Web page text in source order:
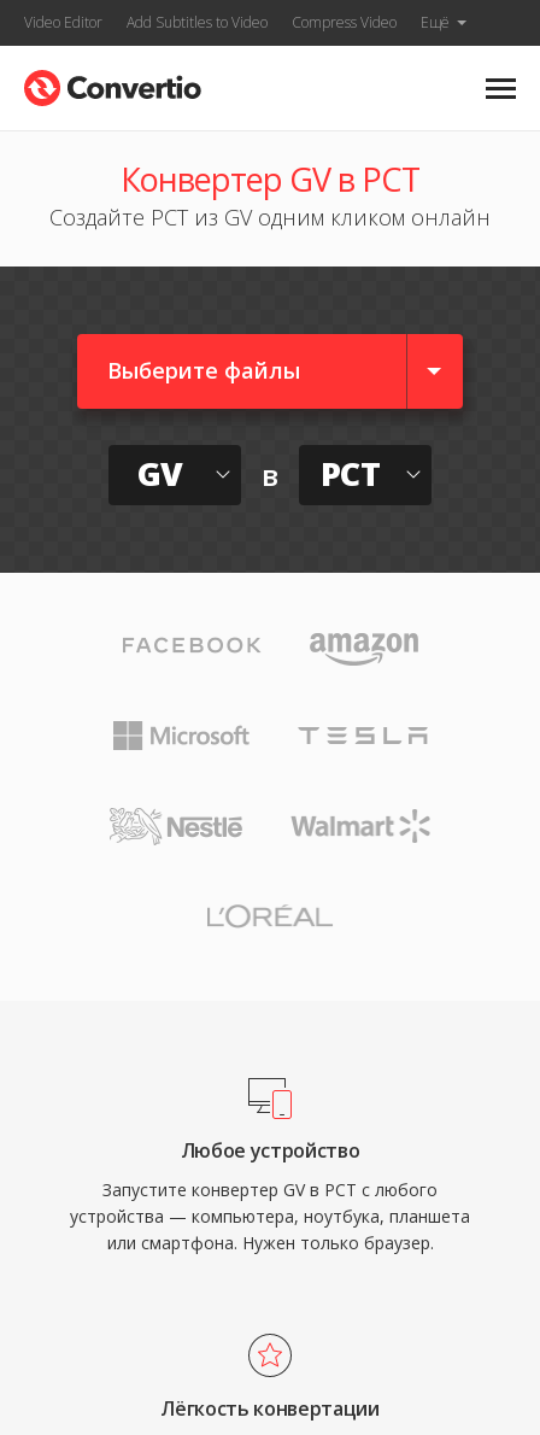
Video Editor Add Subtitles to Video Compress Video Ещё
Конвертер GV в PCT
Создайте PCT из GV одним кликом онлайн
Выберите файлы
GV в PCT
Любое устройство
Запустите конвертер GV в PCT с любого
устройства — компьютера, ноутбука, планшета
или смартфона. Нужен только браузер.
Лёгкость конвертации